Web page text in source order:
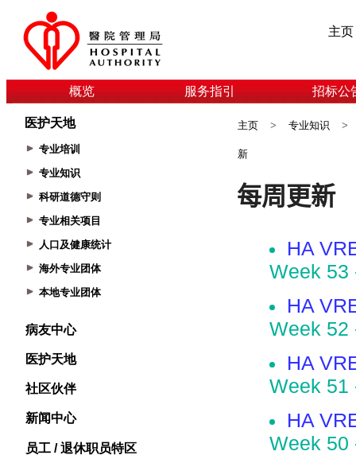
主页
概览 服务指引 招标公
医护天地
专业培训
专业知识
科研道德守则
专业相关项目
人口及健康统计
海外专业团体
本地专业团体
病友中心
医护天地
社区伙伴
新闻中心
员工 / 退休职员特区
主页 > 专业知识 >
新